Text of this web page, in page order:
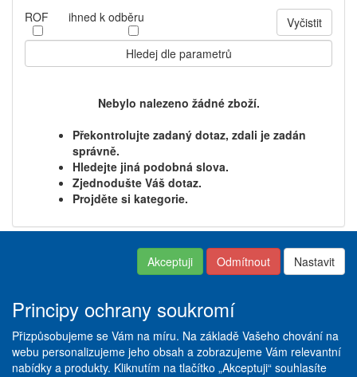
ROF ihned k odběru
Vyčistit
Hledej dle parametrů
Nebylo nalezeno žádné zboží.
Překontrolujte zadaný dotaz, zdali je zadán
správně.
Hledejte jiná podobná slova.
Zjednodušte Váš dotaz.
Projděte si kategorie.
Obchodní podmínky
Reklamační řád|Servis +
Pneuservis|Vše o
pneumatikách|Ceník služeb|
Galerie
Copyright © ABRA ESHOP
Akceptuji Odmítnout Nastavit
Principy ochrany soukromí
Přizpůsobujeme se Vám na míru. Na základě Vašeho chování na
webu personalizujeme jeho obsah a zobrazujeme Vám relevantní
nabídky a produkty. Kliknutím na tlačítko „Akceptuji“ souhlasíte